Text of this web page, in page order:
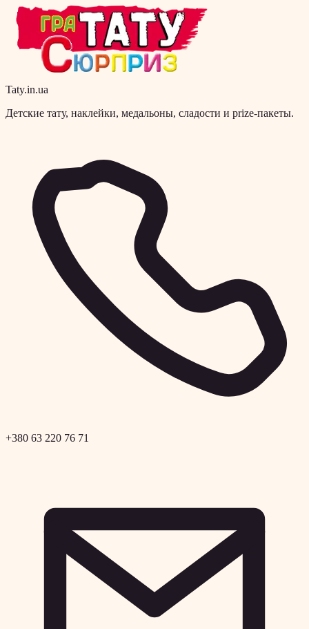
Taty.in.ua
Детские тату, наклейки, медальоны, сладости и prize-пакеты.
+380 63 220 76 71